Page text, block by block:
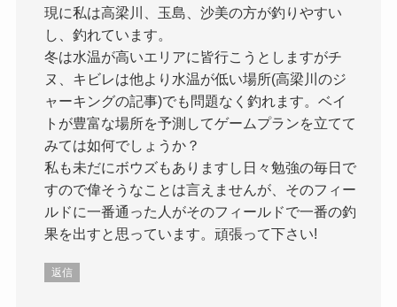
現に私は高梁川、玉島、沙美の方が釣りやすい
し、釣れています。
冬は水温が高いエリアに皆行こうとしますがチ
ヌ、キビレは他より水温が低い場所(高梁川のジ
ャーキングの記事)でも問題なく釣れます。ベイ
トが豊富な場所を予測してゲームプランを立てて
みては如何でしょうか？
私も未だにボウズもありますし日々勉強の毎日で
すので偉そうなことは言えませんが、そのフィー
ルドに一番通った人がそのフィールドで一番の釣
果を出すと思っています。頑張って下さい!
返信